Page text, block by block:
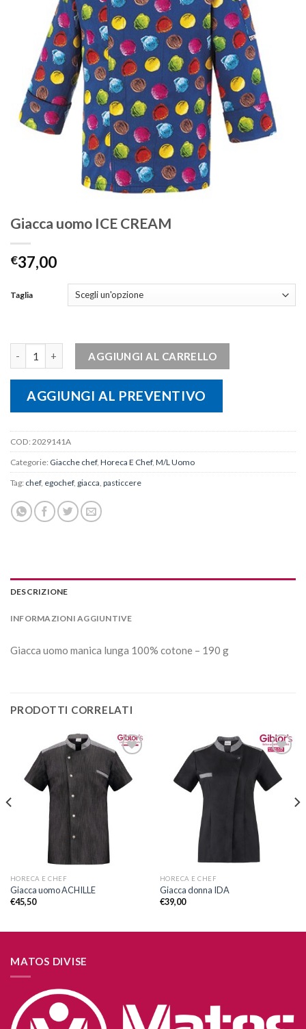
Giacca uomo ICE CREAM
€37,00
Taglia
AGGIUNGI AL CARRELLO
AGGIUNGI AL PREVENTIVO
COD: 2029141A
Categorie: Giacche chef, Horeca E Chef, M/L Uomo
Tag: chef, egochef, giacca pasticcere
DESCRIZIONE
INFORMAZIONI AGGIUNTIVE
Giacca uomo manica lunga 100% cotone – 190 g
PRODOTTI CORRELATI
Aggiungi
alla lista
dei
desideri
HORECA E CHEF
Giacca uomo ACHILLE
€45,50
Aggiungi
alla lista
dei
desideri
HORECA E CHEF
Giacca donna IDA
€39,00
MATOS DIVISE